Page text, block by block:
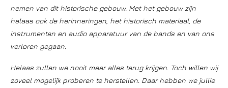
nemen van dit historische gebouw. Met het gebouw zijn
helaas ook de herinneringen, het historisch materiaal, de
instrumenten en audio apparatuur van de bands en van ons
verloren gegaan.
Helaas zullen we nooit meer alles terug krijgen. Toch willen wij
zoveel mogelijk proberen te herstellen. Daar hebben we jullie